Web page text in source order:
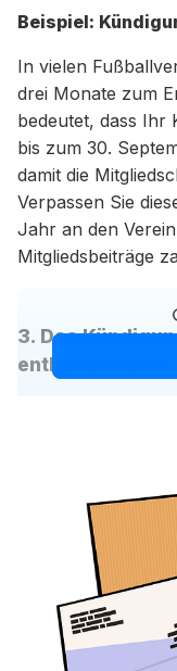
Beispiel:
In vielen
drei Monate zum
bedeutet, dass Ihr
bis zum 30.
damit die
Verpassen Sie
Jahr an den
Mitgliedsbeiträge
3. Das
enthalten sein?